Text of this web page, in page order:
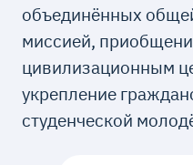
объединённых
миссией,
цивилизационным
укрепление
студенческой